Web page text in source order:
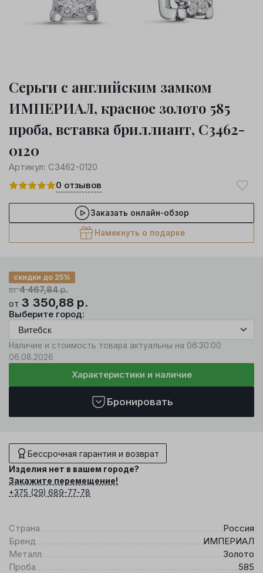
Серьги с английским замком
ИМПЕРИАЛ, красное золото 585
проба, вставка бриллиант, С3462-
0120
Артикул: С3462-0120
0 отзывов
Заказать онлайн-обзор
Намекнуть о подарке
от4 467,84р.
скидки до 25%
от 3 350,88 р.
Выберите город:
Наличие и стоимость товара актуальны на 06:30:00
06.08.2026
Характеристики и наличие
Бронировать
Бессрочная гарантия и возврат
Изделия нет в вашем городе?
Закажите перемещение!
+375 (29) 689-77-78
Страна
Россия
Бренд
ИМПЕРИАЛ
Металл
Золото
Проба
585